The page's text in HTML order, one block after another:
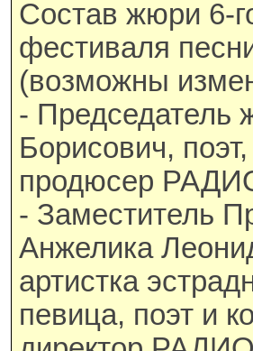
Состав жюри 6-
фестиваля
(возможны
- Председатель
Борисович,
продюсер
- Заместитель
Анжелика
артистка
певица, поэт и